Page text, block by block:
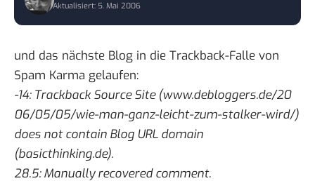
Aktualisiert: 5. Mai 2006
und das nächste Blog in die Trackback-Falle von
Spam Karma gelaufen:
-14: Trackback Source Site (www.debloggers.de/20​
06/05/05/wie-man-ganz-leicht-zum​-stalker-wird/)​
does not contain Blog URL domain
(basicthinking.de).
28.5: Manually recovered comment.